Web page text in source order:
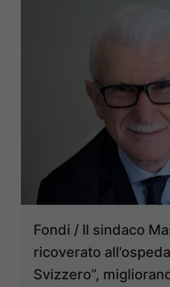
Fondi / Il sindaco
ricoverato
Svizzero”,